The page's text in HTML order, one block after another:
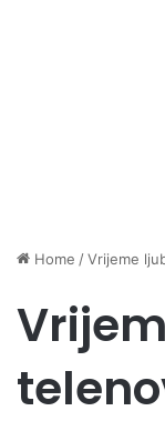
Home /Vrijeme